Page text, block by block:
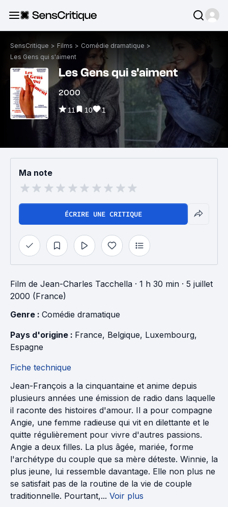
SensCritique > Films > Comédie dramatique >
Les Gens qui s'aiment
Les Gens qui s'aiment
2000
11 10 1
Ma note
ÉCRIRE UNE CRITIQUE
Film de Jean-Charles Tacchella · 1 h 30 min · 5 juillet
2000 (France)
Genre : Comédie dramatique
Pays d'origine : France, Belgique, Luxembourg,
Espagne
Fiche technique
Jean-François a la cinquantaine et anime depuis
plusieurs années une émission de radio dans laquelle
il raconte des histoires d'amour. Il a pour compagne
Angie, une femme radieuse qui vit en dilettante et le
quitte régulièrement pour vivre d'autres passions.
Angie a deux filles. La plus âgée, mariée, forme
l'archétype du couple que sa mère déteste. Winnie, la
plus jeune, lui ressemble davantage. Elle non plus ne
se satisfait pas de la routine de la vie de couple
traditionnelle. Pourtant,... Voir plus